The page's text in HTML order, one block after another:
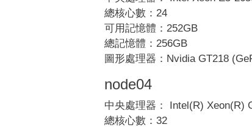
總核心數：24
可用記憶體：252GB
總記憶體：256GB
圖形處理器：Nvidia GT218
node04
中央處理器： Intel(R) Xeon(R)
總核心數：32